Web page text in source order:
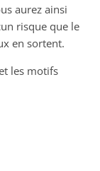
aurez ainsi
risque que le
en sortent.
les motifs